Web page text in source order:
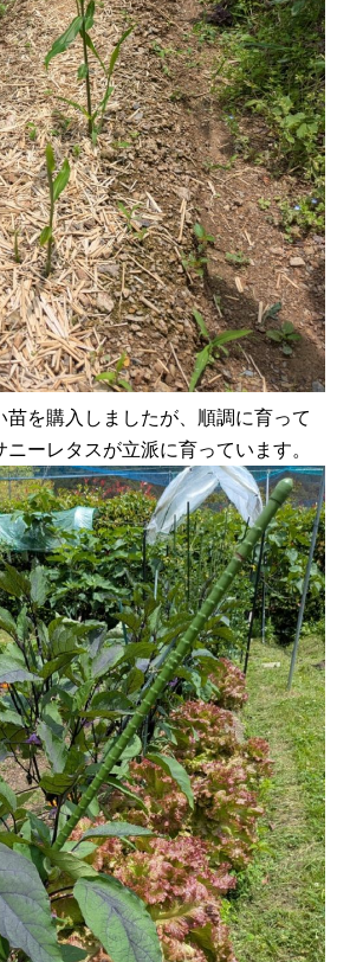
を購入しましたが、順調に育って
ーレタスが立派に育っています。